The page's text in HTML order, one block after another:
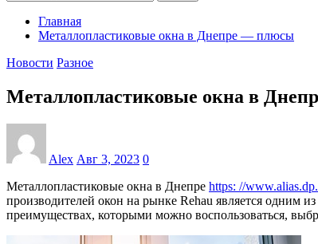
Главная
Металлопластиковые окна в Днепре — плюсы
Новости Разное
Металлопластиковые окна в
Alex Авг 3, 2023 0
Металлопластиковые окна в Днепре https: //
производителей окон на рынке Rehau является одним
преимуществах, которыми можно воспользоваться,